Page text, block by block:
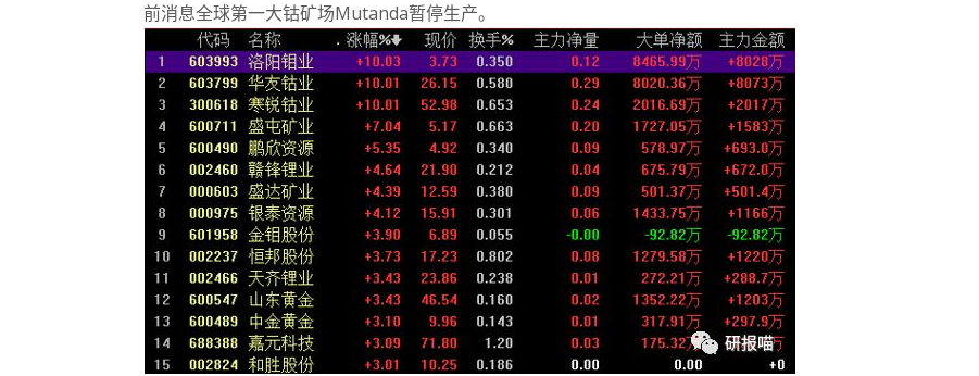
前消息全球第一大钴矿场Mutanda暂停生产。